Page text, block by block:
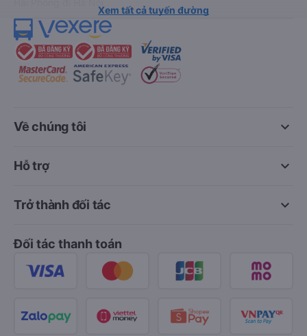
Xem tất cả tuyến đường
keyboard_arrow_down
Về chúng tôi
keyboard_arrow_down
Hỗ trợ
keyboard_arrow_down
Trở thành đối tác
Đối tác thanh toán